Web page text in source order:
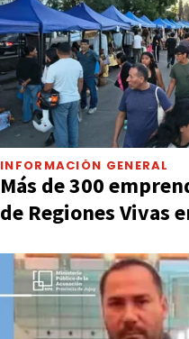
INFORMACIÓN GENERAL
Más de 300
de Regiones Vivas